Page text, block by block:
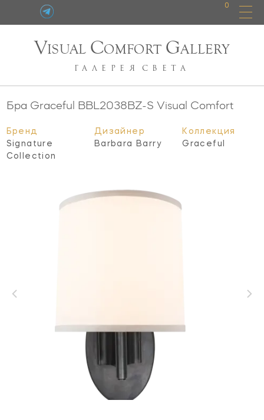
0
VISUAL COMFORT GALLERY
ГАЛЕРЕЯ СВЕТА
Бра Graceful BBL2038BZ-S Visual Comfort
Бренд
Signature
Collection
Дизайнер
Barbara Barry
Коллекция
Graceful